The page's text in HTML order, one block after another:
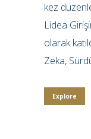
kez
Lidea
olarak
Zeka,
Explore